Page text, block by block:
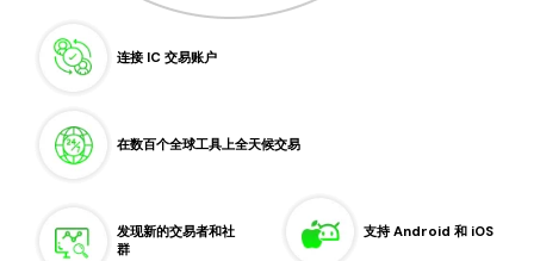
连接 IC 交易账户
在数百个全球工具上全天候交易
发现新的交易者和社
群
支持 Android 和 iOS